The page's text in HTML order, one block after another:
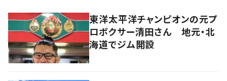
東洋太平洋チャンピオンの元プ
ロボクサー清田さん 地元・北
海道でジム開設